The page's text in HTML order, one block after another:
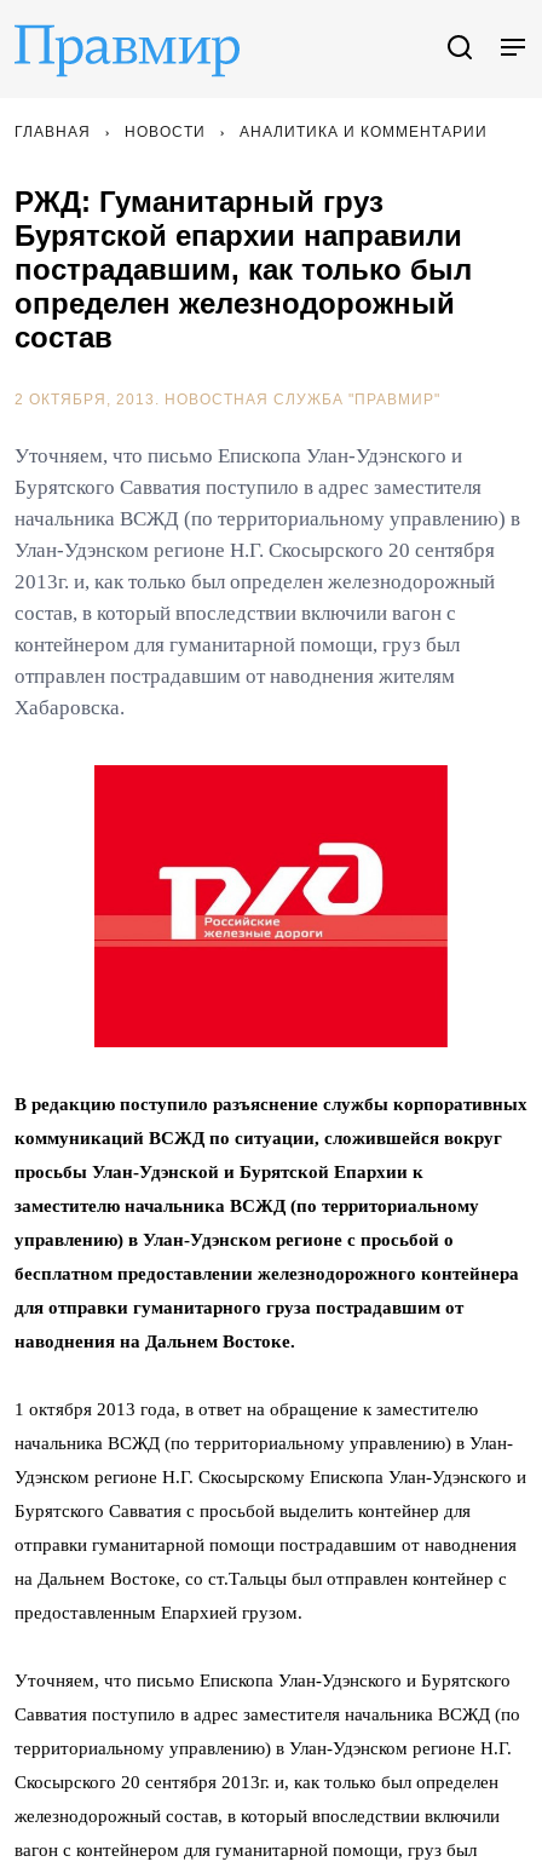
ГЛАВНАЯ НОВОСТИ АНАЛИТИКА И КОММЕНТАРИИ
РЖД: Гуманитарный груз
Бурятской епархии направили
пострадавшим, как только был
определен железнодорожный
состав
2 ОКТЯБРЯ, 2013. НОВОСТНАЯ СЛУЖБА "ПРАВМИР"
Уточняем, что письмо Епископа Улан-Удэнского и
Бурятского Савватия поступило в адрес заместителя
начальника ВСЖД (по территориальному управлению) в
Улан-Удэнском регионе Н.Г. Скосырского 20 сентября
2013г. и, как только был определен железнодорожный
состав, в который впоследствии включили вагон с
контейнером для гуманитарной помощи, груз был
отправлен пострадавшим от наводнения жителям
Хабаровска.
В редакцию поступило разъяснение службы корпоративных
коммуникаций ВСЖД по ситуации, сложившейся вокруг
просьбы Улан-Удэнской и Бурятской Епархии к
заместителю начальника ВСЖД (по территориальному
управлению) в Улан-Удэнском регионе с просьбой о
бесплатном предоставлении железнодорожного контейнера
для отправки гуманитарного груза пострадавшим от
наводнения на Дальнем Востоке.
1 октября 2013 года, в ответ на обращение к заместителю
начальника ВСЖД (по территориальному управлению) в Улан-
Удэнском регионе Н.Г. Скосырскому Епископа Улан-Удэнского и
Бурятского Савватия с просьбой выделить контейнер для
отправки гуманитарной помощи пострадавшим от наводнения
на Дальнем Востоке, со ст.Тальцы был отправлен контейнер с
предоставленным Епархией грузом.
Уточняем, что письмо Епископа Улан-Удэнского и Бурятского
Савватия поступило в адрес заместителя начальника ВСЖД (по
территориальному управлению) в Улан-Удэнском регионе Н.Г.
Скосырского 20 сентября 2013г. и, как только был определен
железнодорожный состав, в который впоследствии включили
вагон с контейнером для гуманитарной помощи, груз был